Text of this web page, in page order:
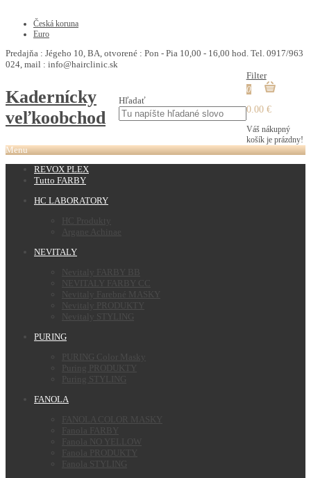
Česká koruna
Euro
Predajňa : Jégeho 10, BA, otvorené : Pon - Pia 10,00 - 16,00 hod. Tel. 0917/963
024, mail : info@hairclinic.sk
Kadernícky
veľkoobchod
Hľadať
Filter
0
0.00 €
Váš nákupný
košík je prázdny!
Menu
REVOX PLEX
Tutto FARBY
HC LABORATORY
HC Produkty
Argane Achinae
NEVITALY
Nevitaly FARBY BB
NEVITALY FARBY CC
Nevitaly Farebné MASKY
Nevitaly PRODUKTY
Nevitaly STYLING
PURING
PURING Color Masky
Puring PRODUKTY
Puring STYLING
FANOLA
FANOLA COLOR MASKY
Fanola FARBY
Fanola NO YELLOW
Fanola PRODUKTY
Fanola STYLING